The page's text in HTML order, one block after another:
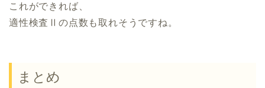
これができれば、
適性検査Ⅱの点数も取れそうですね。
まとめ